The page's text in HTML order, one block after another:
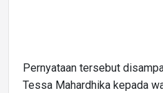
Pernyataan tersebut
Tessa Mahardhika kepada